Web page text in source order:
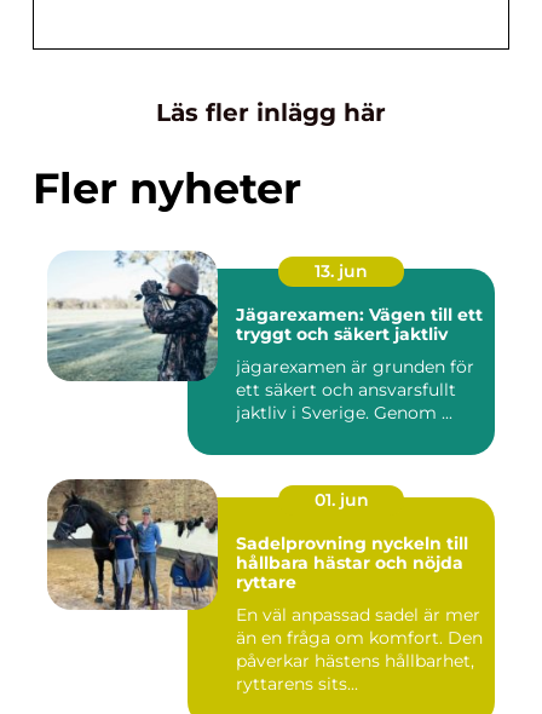
Läs fler inlägg här
Fler nyheter
13. jun
Jägarexamen: Vägen till ett
tryggt och säkert jaktliv
jägarexamen är grunden för
ett säkert och ansvarsfullt
jaktliv i Sverige. Genom ...
01. jun
Sadelprovning nyckeln till
hållbara hästar och nöjda
ryttare
En väl anpassad sadel är mer
än en fråga om komfort. Den
påverkar hästens hållbarhet,
ryttarens sits...